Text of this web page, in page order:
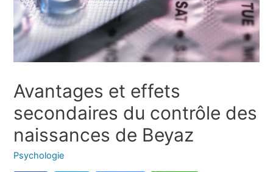
Avantages et effets
secondaires du contrôle des
naissances de Beyaz
Psychologie